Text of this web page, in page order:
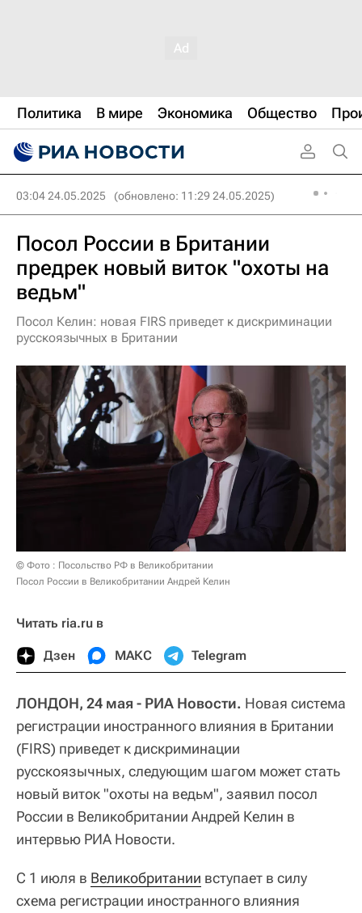
Политика В мире Экономика Общество
03:04 24.05.2025 (обновлено: 11:29 24.05.2025)
Посол России в Британии
предрек новый виток "охоты на
ведьм"
Посол Келин: новая FIRS приведет к дискриминации
русскоязычных в Британии
© Фото : Посольство РФ в Великобритании
Посол России в Великобритании Андрей Келин
Читать ria.ru в
Дзен МАКС Telegram
ЛОНДОН, 24 мая - РИА Новости. Новая система
регистрации иностранного влияния в Британии
(FIRS) приведет к дискриминации
русскоязычных, следующим шагом может стать
новый виток "охоты на ведьм", заявил посол
России в Великобритании Андрей Келин в
интервью РИА Новости.
С 1 июля в Великобритании вступает в силу
схема регистрации иностранного влияния